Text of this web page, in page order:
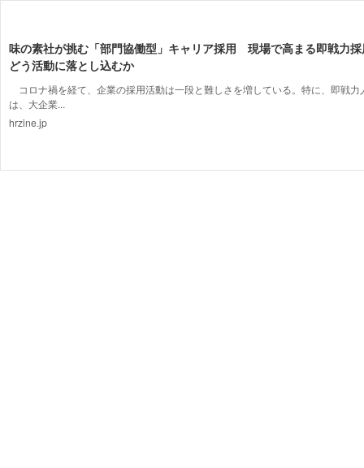
味の素社が挑む「部門協働型」キャリア採用 現場で高まる即戦力
どう活動に落とし込むか
コロナ禍を経て、企業の採用活動は一段と難しさを増している。特に、即戦力
は、大企業...
hrzine.jp